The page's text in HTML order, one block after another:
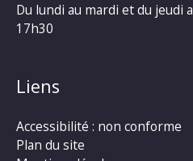
Du lundi au mardi et du jeudi
17h30
Liens
Accessibilité : non conforme
Plan du site